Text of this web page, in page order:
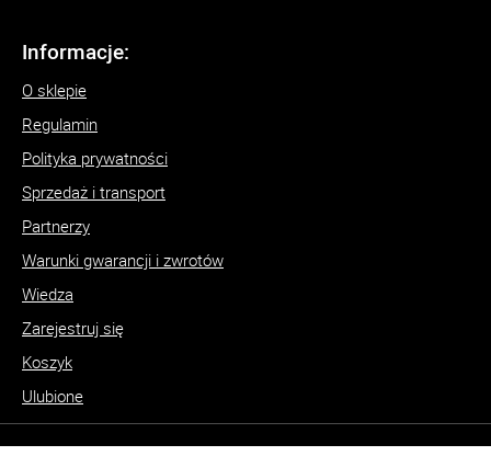
Informacje:
O sklepie
Regulamin
Polityka prywatności
Sprzedaż i transport
Partnerzy
Warunki gwarancji i zwrotów
Wiedza
Zarejestruj się
Koszyk
Ulubione